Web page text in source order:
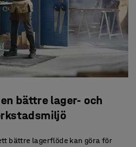
bättre lager- och
bättre lagerflöde kan göra för